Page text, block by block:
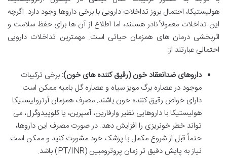
هولیستیکا، احتمال بروز تداخلات دارویی با برخی داروها وجود دارد. اگرچه
این تداخلات معمولاً نادر هستند، اما اطلاع از آن ها برای حفظ سلامت و
اثربخشی درمان های همزمان حیاتی است. مهمترین تداخلات دارویی
احتمالی عبارتند از:
داروهای ضدانعقاد خون (رقیق کننده های خون): برخی ترکیبات
موجود در عصاره برگ مویز سیاه و عصاره گل بامیه ممکن است
دارای خواص رقیق کننده خون باشند. مصرف همزمان آرترولیستیکا
هولیستیکا با داروهایی نظیر وارفارین، آسپرین، یا کلوپیدوگرل، می
تواند خطر خونریزی را افزایش دهد. در صورت مصرف این داروها،
حتماً قبل از شروع مکمل با پزشک خود مشورت کنید و ممکن است
نیاز به پایش دقیق تر زمان پروترومبین (PT/INR) باشد.